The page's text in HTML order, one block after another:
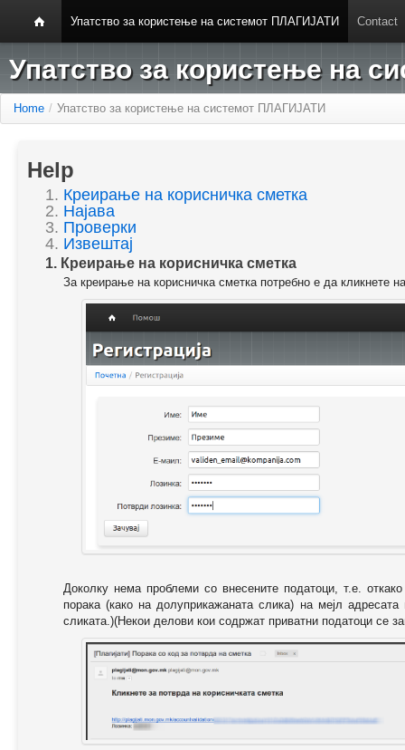
Упатство за користење на системот ПЛАГИЈАТИ Contact
Упатство за користење на
Home / Упатство за користење на системот ПЛАГИЈАТИ
Help
1. Креирање на корисничка сметка
2. Најава
3. Проверки
4. Извештај
1. Креирање на корисничка сметка
За креирање на корисничка сметка потребно е да кликнете
Доколку нема проблеми со внесените податоци, т.е.
порака (како на долуприкажаната слика) на мејл
сликата.)(Некои делови кои содржат приватни податоци се